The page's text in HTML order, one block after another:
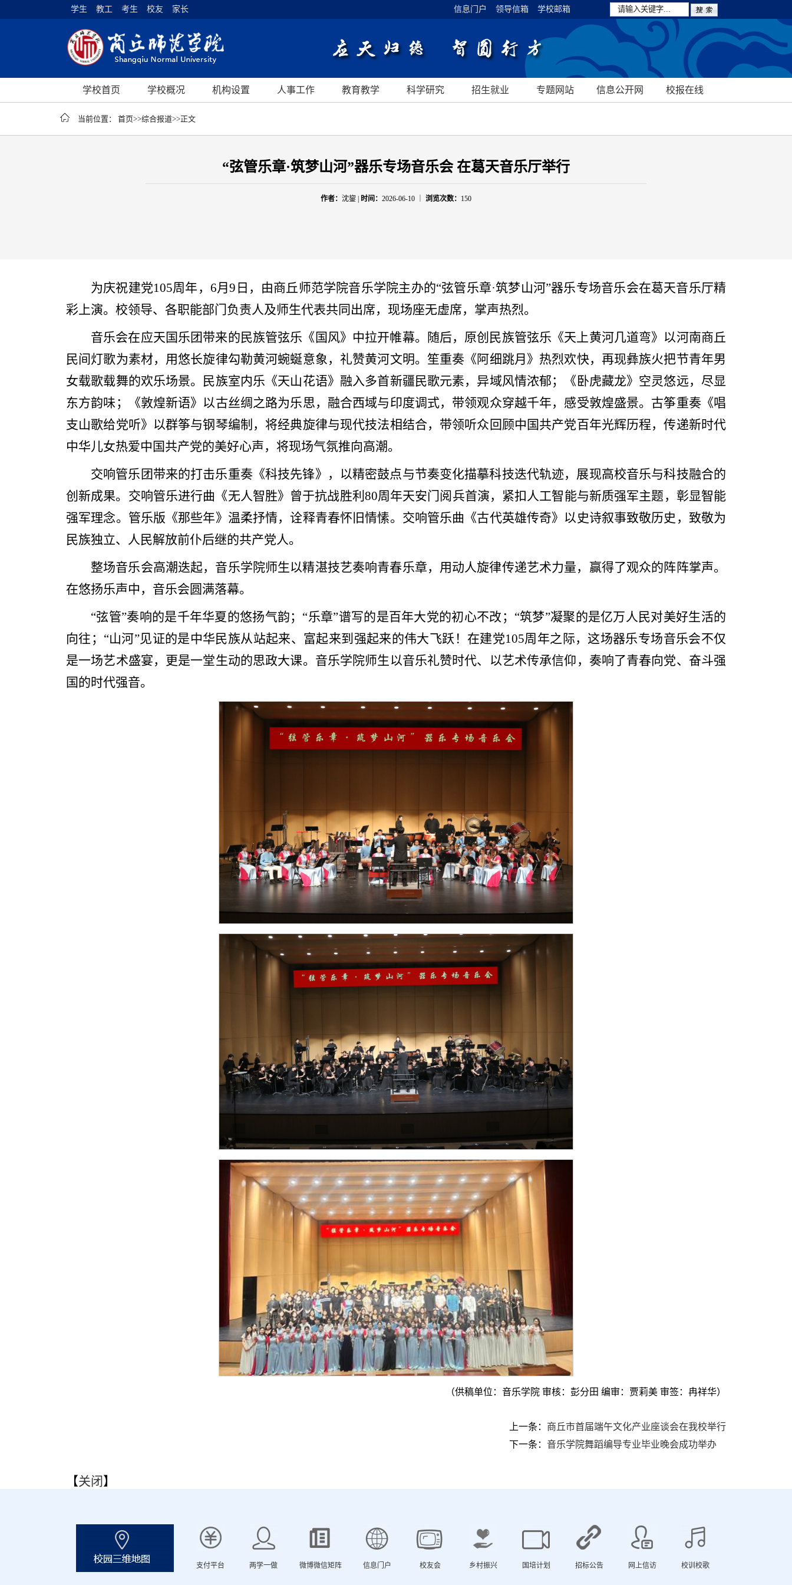
学生 教工 考生 校友 家长 信息门户 领导信箱 学校邮箱
学校首页 学校概况 机构设置 人事工作 教育教学 科学研究 招生就业 专题网站 信息公开网 校报在线
当前位置： 首页>>综合报道>>正文
“弦管乐章·筑梦山河”器乐专场音乐会 在葛天音乐厅举行
作者： 沈鋆 | 时间： 2026-06-10 ｜ 浏览次数： 150
为庆祝建党105周年，6月9日，由商丘师范学院音乐学院主办的“弦管乐章·筑梦山河”器乐专场音乐会在葛天音乐厅精
彩上演。校领导、各职能部门负责人及师生代表共同出席，现场座无虚席，掌声热烈。
音乐会在应天国乐团带来的民族管弦乐《国风》中拉开帷幕。随后，原创民族管弦乐《天上黄河几道弯》以河南商丘
民间灯歌为素材，用悠长旋律勾勒黄河蜿蜒意象，礼赞黄河文明。笙重奏《阿细跳月》热烈欢快，再现彝族火把节青年男
女载歌载舞的欢乐场景。民族室内乐《天山花语》融入多首新疆民歌元素，异域风情浓郁；《卧虎藏龙》空灵悠远，尽显
东方韵味；《敦煌新语》以古丝绸之路为乐思，融合西域与印度调式，带领观众穿越千年，感受敦煌盛景。古筝重奏《唱
支山歌给党听》以群筝与钢琴编制，将经典旋律与现代技法相结合，带领听众回顾中国共产党百年光辉历程，传递新时代
中华儿女热爱中国共产党的美好心声，将现场气氛推向高潮。
交响管乐团带来的打击乐重奏《科技先锋》，以精密鼓点与节奏变化描摹科技迭代轨迹，展现高校音乐与科技融合的
创新成果。交响管乐进行曲《无人智胜》曾于抗战胜利80周年天安门阅兵首演，紧扣人工智能与新质强军主题，彰显智能
强军理念。管乐版《那些年》温柔抒情，诠释青春怀旧情愫。交响管乐曲《古代英雄传奇》以史诗叙事致敬历史，致敬为
民族独立、人民解放前仆后继的共产党人。
整场音乐会高潮迭起，音乐学院师生以精湛技艺奏响青春乐章，用动人旋律传递艺术力量，赢得了观众的阵阵掌声。
在悠扬乐声中，音乐会圆满落幕。
“弦管”奏响的是千年华夏的悠扬气韵；“乐章”谱写的是百年大党的初心不改；“筑梦”凝聚的是亿万人民对美好生活的
向往；“山河”见证的是中华民族从站起来、富起来到强起来的伟大飞跃！在建党105周年之际，这场器乐专场音乐会不仅
是一场艺术盛宴，更是一堂生动的思政大课。音乐学院师生以音乐礼赞时代、以艺术传承信仰，奏响了青春向党、奋斗强
国的时代强音。
（供稿单位：音乐学院 审核：彭分田 编审：贾莉美 审签：冉祥华）
上一条： 商丘市首届端午文化产业座谈会在我校举行
下一条： 音乐学院舞蹈编导专业毕业晚会成功举办
【关闭 】
支付平台 两学一做 微博微信矩阵 信息门户 校友会 乡村振兴 国培计划 招标公告 网上信访 校训校歌